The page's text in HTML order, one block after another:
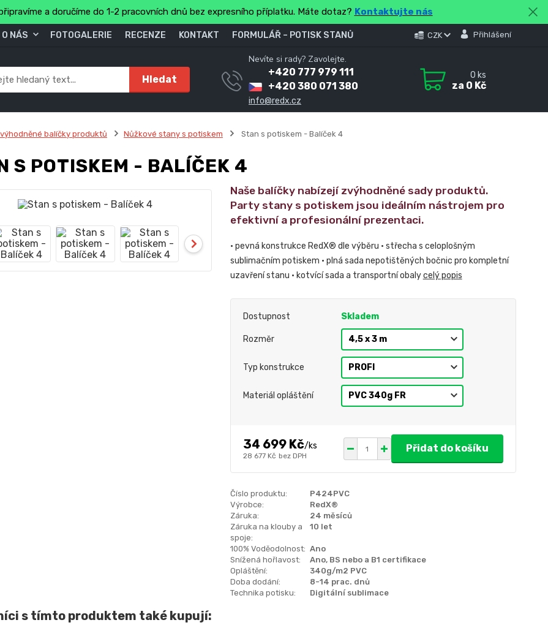
a doručíme do 1-2 pracovních dnů bez expresního příplatku. Máte dotaz? Kontaktujte nás
O NÁS FOTOGALERIE RECENZE KONTAKT FORMULÁŘ – POTISK STANŮ CZK Přihlášení
Hledat
Nevíte si rady? Zavolejte.
+420 777 979 111
+420 380 071 380
info@redx.cz
0 ks
za 0 Kč
balíčky produktů Nůžkové stany s potiskem Stan s potiskem - Balíček 4
S POTISKEM - BALÍČEK 4
Naše balíčky nabízejí zvýhodněné sady produktů.
Party stany s potiskem jsou ideálním nástrojem pro
efektivní a profesionální prezentaci.
• pevná konstrukce RedX® dle výběru • střecha s celoplošným
sublimačním potiskem • plná sada nepotištěných bočnic pro kompletní
uzavření stanu • kotvící sada a transportní obalycelý popis
Dostupnost Skladem
Rozměr
Typ konstrukce
Materiál opláštění
34 699 Kč/ks
28 677 Kč bez DPH
Přidat do košíku
Číslo produktu:
P424PVC
Výrobce:
RedX®
Záruka:
24 měsíců
Záruka na klouby a
spoje:
10 let
100% Voděodolnost: Ano
Snížená hořlavost:
Ano, BS nebo a B1 certifikace
Opláštění:
340g/m2 PVC
Doba dodání:
8-14 prac. dnů
Technika potisku:
Digitální sublimace
s tímto produktem také kupují: